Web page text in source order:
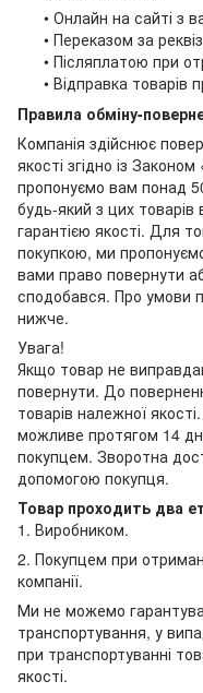
• Онлайн на сайті з
• Переказом за
• Післяплатою при
• Відправка товарів
Правила обміну-
Компанія здійснює
якості згідно із
пропонуємо вам понад
будь-який з цих
гарантією якості. Для
покупкою, ми
вами право повернути
сподобався. Про умови
нижче.
Увага!
Якщо товар не
повернути. До
товарів належної
можливе протягом 14
покупцем. Зворотна
допомогою покупця.
Товар проходить два
1. Виробником.
2. Покупцем при
компанії.
Ми не можемо
транспортування, у
при транспортуванні
якості.